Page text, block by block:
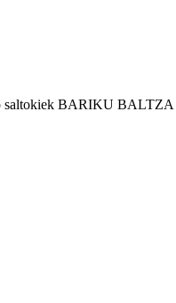
saltokiek BARIKU